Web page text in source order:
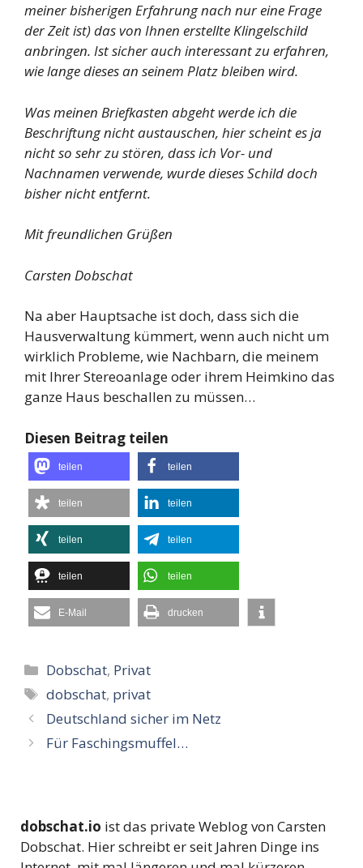
meiner bisherigen Erfahrung nach nur eine Frage
der Zeit ist) das von Ihnen erstellte Klingelschild
anbringen. Ist sicher auch interessant zu erfahren,
wie lange dieses an seinem Platz bleiben wird.
Was meinen Briefkasten abgeht werde ich die
Beschriftung nicht austauschen, hier scheint es ja
nicht so sehr zu stören, dass ich Vor- und
Nachnamen verwende, wurde dieses Schild doch
bisher nicht entfernt.
Mit freundlichen Grüßen
Carsten Dobschat
Na aber Hauptsache ist doch, dass sich die
Hausverwaltung kümmert, wenn auch nicht um
wirklich Probleme, wie Nachbarn, die meinem
mit Ihrer Stereoanlage oder ihrem Heimkino das
ganze Haus beschallen zu müssen…
Diesen Beitrag teilen
teilen teilen
teilen teilen
teilen teilen
teilen teilen
E-Mail drucken
Kategorien
Dobschat, Privat
Schlagwörter
dobschat, privat
Deutschland sicher im Netz
Für Faschingsmuffel…
dobschat.io ist das private Weblog von Carsten
Dobschat. Hier schreibt er seit Jahren Dinge ins